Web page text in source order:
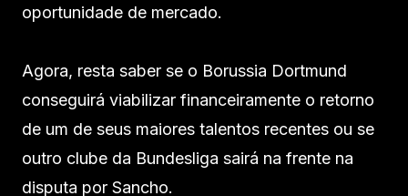
oportunidade de mercado.
Agora, resta saber se o Borussia Dortmund
conseguirá viabilizar financeiramente o retorno
de um de seus maiores talentos recentes ou se
outro clube da Bundesliga sairá na frente na
disputa por Sancho.